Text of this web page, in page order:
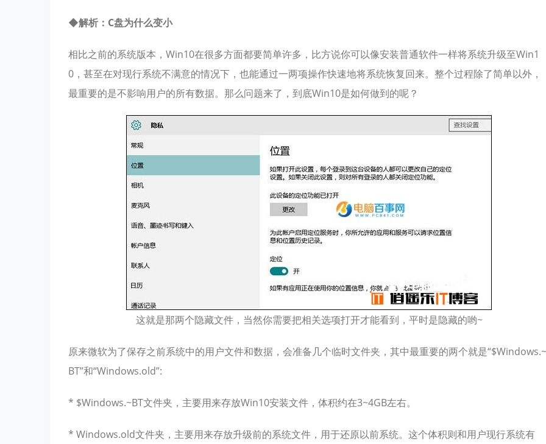
◆解析：C盘为什么变小
相比之前的系统版本，Win10在很多方面都要简单许多，比方说你可以像安装普通软件一样将系统升级至Win1
0，甚至在对现行系统不满意的情况下，也能通过一两项操作快速地将系统恢复回来。整个过程除了简单以外，
最重要的是不影响用户的所有数据。那么问题来了，到底Win10是如何做到的呢？
这就是那两个隐藏文件，当然你需要把相关选项打开才能看到，平时是隐藏的哟~
原来微软为了保存之前系统中的用户文件和数据，会准备几个临时文件夹，其中最重要的两个就是“$Windows.~
BT”和“Windows.old”:
* $Windows.~BT文件夹，主要用来存放Win10安装文件，体积约在3~4GB左右。
* Windows.old文件夹，主要用来存放升级前的系统文件，用于还原以前系统。这个体积则和用户现行系统有